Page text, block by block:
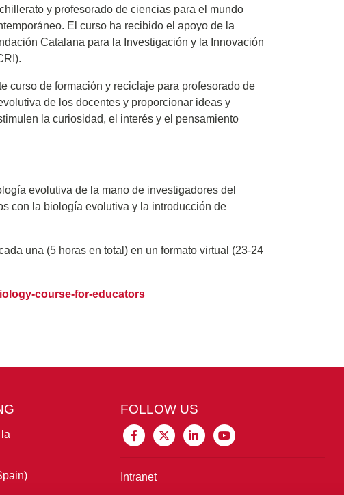
y profesorado de ciencias para el mundo
El curso ha recibido el apoyo de la
Catalana para la Investigación y la Innovación
curso de formación y reciclaje para profesorado de
de los docentes y proporcionar ideas y
la curiosidad, el interés y el pensamiento
evolutiva de la mano de investigadores del
con la biología evolutiva y la introducción de
una (5 horas en total) en un formato virtual (23-24
course-for-educators
FOLLOW US
Intranet